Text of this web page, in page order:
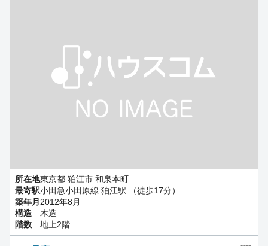
所在地東京都 狛江市 和泉本町
最寄駅小田急小田原線 狛江駅 （徒歩17分）
築年月 2012年8月
構造
木造
階数
地上2階